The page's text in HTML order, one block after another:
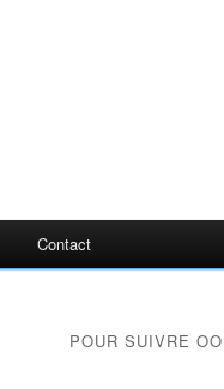
Contact
POUR SUIVRE